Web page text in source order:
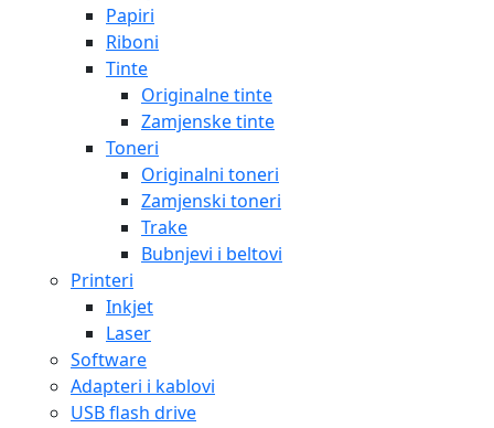
Papiri
Riboni
Tinte
Originalne tinte
Zamjenske tinte
Toneri
Originalni toneri
Zamjenski toneri
Trake
Bubnjevi i beltovi
Printeri
Inkjet
Laser
Software
Adapteri i kablovi
USB flash drive